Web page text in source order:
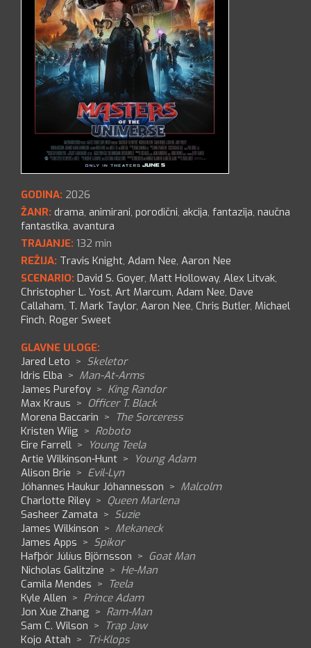
GODINA: 2026
ŽANR: drama, animirani, porodični, akcija, fantazija, naučna
fantastika, avantura
TRAJANJE: 132 min
REŽIJA: Travis Knight, Adam Nee, Aaron Nee
SCENARIO: David S. Goyer, Matt Holloway, Alex Litvak,
Christopher L. Yost, Art Marcum, Adam Nee, Dave
Callaham, T. Mark Taylor, Aaron Nee, Chris Butler, Michael
Finch, Roger Sweet
GLAVNE ULOGE:
Jared Leto > Skeletor
Idris Elba > Man-At-Arms
James Purefoy > King Randor
Max Kraus > Officer T. Black
Morena Baccarin > The Sorceress
Kristen Wiig > Roboto
Eire Farrell > Young Teela
Artie Wilkinson-Hunt > Young Adam
Alison Brie > Evil-Lyn
Jóhannes Haukur Jóhannesson > Malcolm
Charlotte Riley > Queen Marlena
Sasheer Zamata > Suzie
James Wilkinson > Mekaneck
James Apps > Spikor
Hafþór Júlíus Björnsson > Goat Man
Nicholas Galitzine > He-Man
Camila Mendes > Teela
Kyle Allen > Prince Adam
Jon Xue Zhang > Ram-Man
Sam C. Wilson > Trap Jaw
Kojo Attah > Tri-Klops